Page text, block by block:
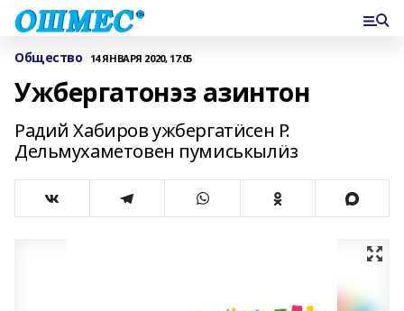
Общество 14 ЯНВАРЯ 2020, 17:05
Ужбергатонэз азинтон
Радий Хабиров ужбергатӥсен Р.
Дельмухаметовен пумиськылӥз